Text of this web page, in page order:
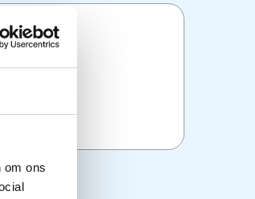
om ons